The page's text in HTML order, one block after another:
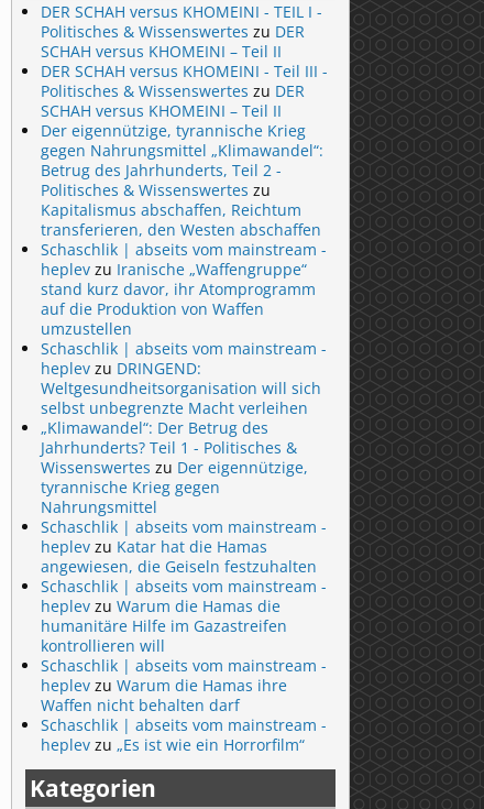
DER SCHAH versus KHOMEINI - TEIL I -
Politisches & Wissenswertes zu DER
SCHAH versus KHOMEINI – Teil II
DER SCHAH versus KHOMEINI - Teil III -
Politisches & Wissenswertes zu DER
SCHAH versus KHOMEINI – Teil II
Der eigennützige, tyrannische Krieg
gegen Nahrungsmittel „Klimawandel“:
Betrug des Jahrhunderts, Teil 2 -
Politisches & Wissenswertes zu
Kapitalismus abschaffen, Reichtum
transferieren, den Westen abschaffen
Schaschlik | abseits vom mainstream -
heplev zu Iranische „Waffengruppe“
stand kurz davor, ihr Atomprogramm
auf die Produktion von Waffen
umzustellen
Schaschlik | abseits vom mainstream -
heplev zu DRINGEND:
Weltgesundheitsorganisation will sich
selbst unbegrenzte Macht verleihen
„Klimawandel“: Der Betrug des
Jahrhunderts? Teil 1 - Politisches &
Wissenswertes zu Der eigennützige,
tyrannische Krieg gegen
Nahrungsmittel
Schaschlik | abseits vom mainstream -
heplev zu Katar hat die Hamas
angewiesen, die Geiseln festzuhalten
Schaschlik | abseits vom mainstream -
heplev zu Warum die Hamas die
humanitäre Hilfe im Gazastreifen
kontrollieren will
Schaschlik | abseits vom mainstream -
heplev zu Warum die Hamas ihre
Waffen nicht behalten darf
Schaschlik | abseits vom mainstream -
heplev zu „Es ist wie ein Horrorfilm“
Kategorien